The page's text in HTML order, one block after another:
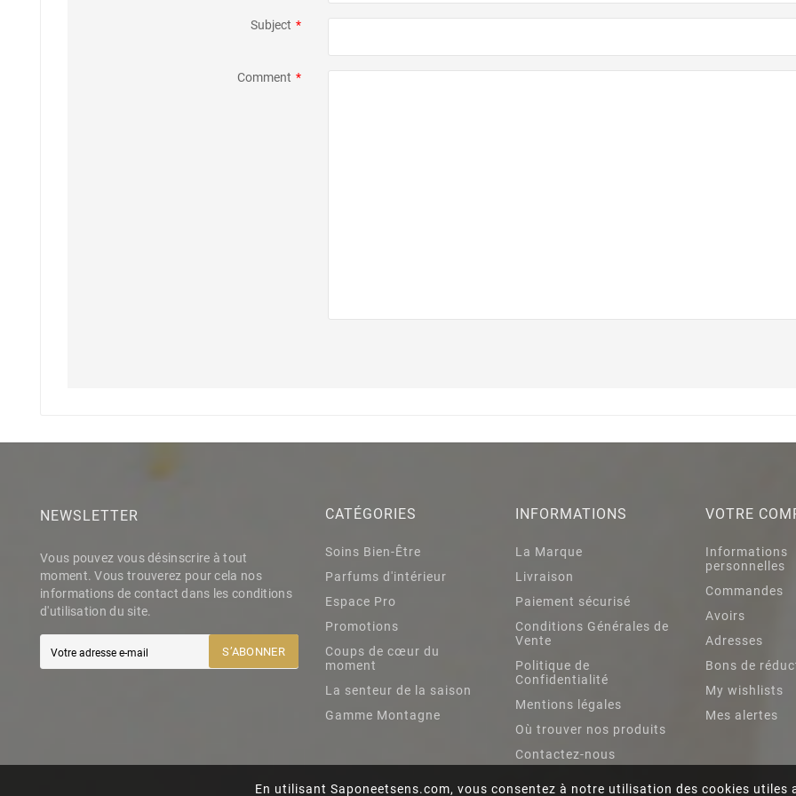
En utilisant Saponeetsens.com, vous consentez à notre utilisation des cookies utiles
Subject *
Comment *
NEWSLETTER
Vous pouvez vous désinscrire à tout
moment. Vous trouverez pour cela nos
informations de contact dans les conditions
d'utilisation du site.
S’ABONNER
CATÉGORIES
Soins Bien-Être
Parfums d'intérieur
Espace Pro
Promotions
Coups de cœur du
moment
La senteur de la saison
Gamme Montagne
INFORMATIONS
La Marque
Livraison
Paiement sécurisé
Conditions Générales de
Vente
Politique de
Confidentialité
Mentions légales
Où trouver nos produits
Contactez-nous
VOTRE
Informations
personnelles
Commandes
Avoirs
Adresses
Bons de
My wishlists
Mes alertes